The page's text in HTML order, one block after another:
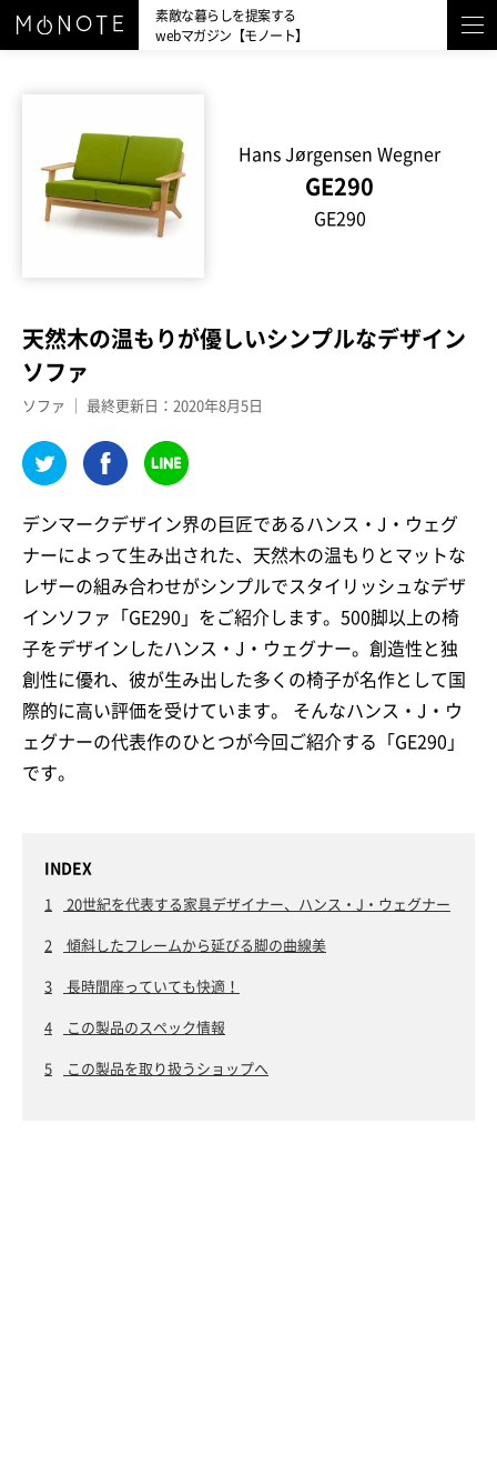
素敵な暮らしを提案する
webマガジン【モノート】
Hans Jørgensen Wegner
GE290
GE290
天然木の温もりが優しいシンプルなデザイン
ソファ
ソファ ｜ 最終更新日：2020年8月5日
デンマークデザイン界の巨匠であるハンス・J・ウェグ
ナーによって生み出された、天然木の温もりとマットな
レザーの組み合わせがシンプルでスタイリッシュなデザ
インソファ「GE290」をご紹介します。500脚以上の椅
子をデザインしたハンス・J・ウェグナー。創造性と独
創性に優れ、彼が生み出した多くの椅子が名作として国
際的に高い評価を受けています。 そんなハンス・J・ウ
ェグナーの代表作のひとつが今回ご紹介する「GE290」
です。
INDEX
1 20世紀を代表する家具デザイナー、ハンス・J・ウェグナー
2 傾斜したフレームから延びる脚の曲線美
3 長時間座っていても快適！
4 この製品のスペック情報
5 この製品を取り扱うショップへ